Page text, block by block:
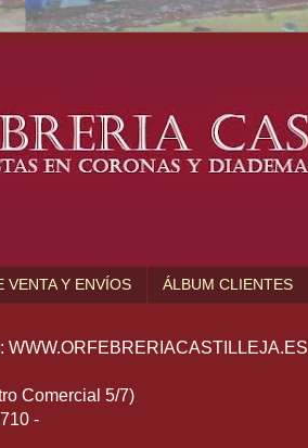
VENTA Y ENVÍOS ÁLBUM CLIENTES
Comercial 5/7)
-